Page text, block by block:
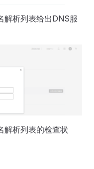
解析列表给出DNS服
解析列表的检查状